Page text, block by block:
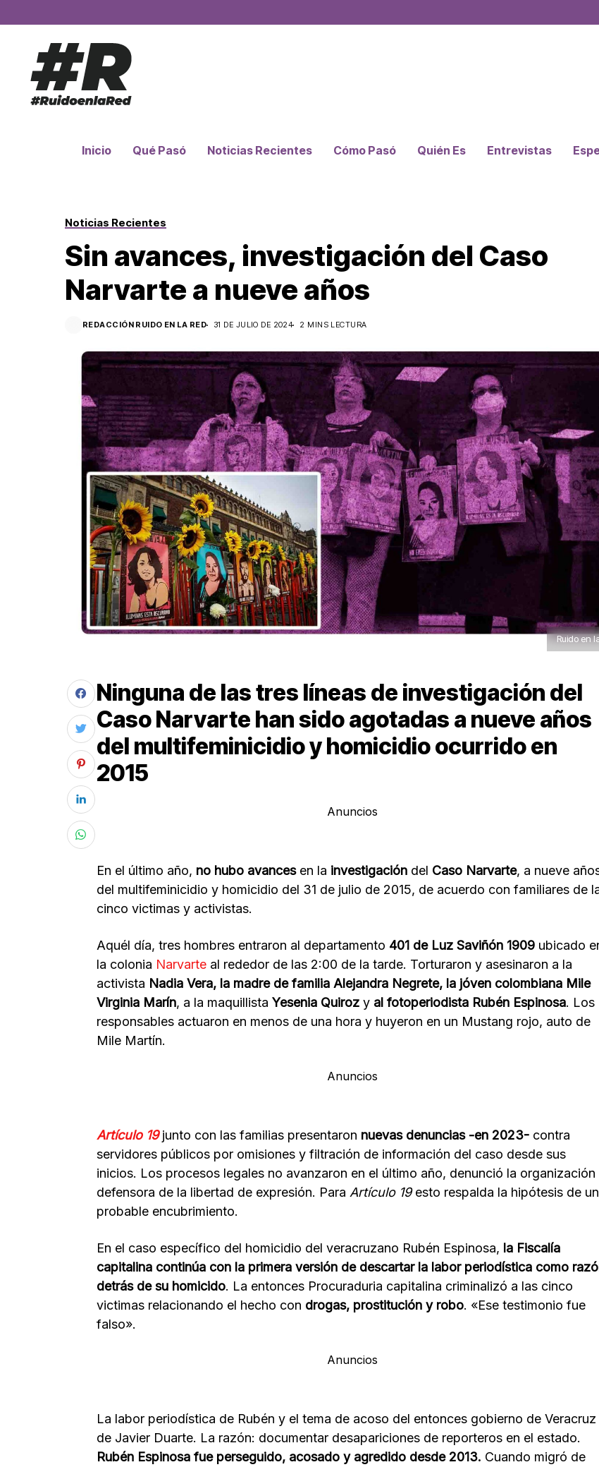
Inicio Qué Pasó Noticias Recientes Cómo Pasó Quién Es Entrevistas
Noticias Recientes
Sin avances, investigación del Caso
Narvarte a nueve años
REDACCIÓN RUIDO EN LA RED 31 DE JULIO DE 2024 2 MINS LECTURA
Ruido en
Ninguna de las tres líneas de investigación del
Caso Narvarte han sido agotadas a nueve años
del multifeminicidio y homicidio ocurrido en
2015
Anuncios
En el último año, no hubo avances en la investigación del Caso Narvarte, a nueve
del multifeminicidio y homicidio del 31 de julio de 2015, de acuerdo con familiares de
cinco victimas y activistas.
Aquél día, tres hombres entraron al departamento 401 de Luz Saviñón 1909 ubicado
la colonia Narvarte al rededor de las 2:00 de la tarde. Torturaron y asesinaron a la
activista Nadia Vera, la madre de familia Alejandra Negrete, la jóven colombiana Mile
Virginia Marín, a la maquillista Yesenia Quiroz y al fotoperiodista Rubén Espinosa. Los
responsables actuaron en menos de una hora y huyeron en un Mustang rojo, auto de
Mile Martín.
Anuncios
Artículo 19junto con las familias presentaron nuevas denuncias -en 2023- contra
servidores públicos por omisiones y filtración de información del caso desde sus
inicios. Los procesos legales no avanzaron en el último año, denunció la organización
defensora de la libertad de expresión. Para Artículo 19esto respalda la hipótesis de un
probable encubrimiento.
En el caso específico del homicidio del veracruzano Rubén Espinosa, la Fiscalía
capitalina continúa con la primera versión de descartar la labor periodística como
detrás de su homicido. La entonces Procuraduria capitalina criminalizó a las cinco
victimas relacionando el hecho con drogas, prostitución y robo. «Ese testimonio fue
falso».
Anuncios
La labor periodística de Rubén y el tema de acoso del entonces gobierno de Veracruz
de Javier Duarte. La razón: documentar desapariciones de reporteros en el estado.
Rubén Espinosa fue perseguido, acosado y agredido desde 2013. Cuando migró de